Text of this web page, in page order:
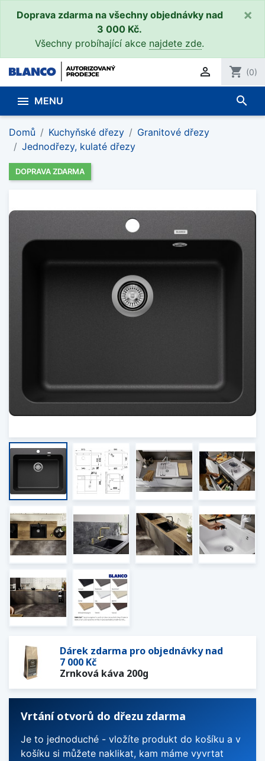
Doprava zdarma na všechny objednávky nad
3 000 Kč.
Všechny probíhající akce najdete zde.
×
 shopping_cart (0)
 MENU search
Domů Kuchyňské dřezy
Granitové dřezy
Jednodřezy, kulaté dřezy
DOPRAVA ZDARMA
Dárek zdarma pro objednávky nad
7 000 Kč
Zrnková káva 200g
Vrtání otvorů do dřezu zdarma
Je to jednoduché - vložíte produkt do košíku a v
košíku si můžete naklikat, kam máme vyvrtat